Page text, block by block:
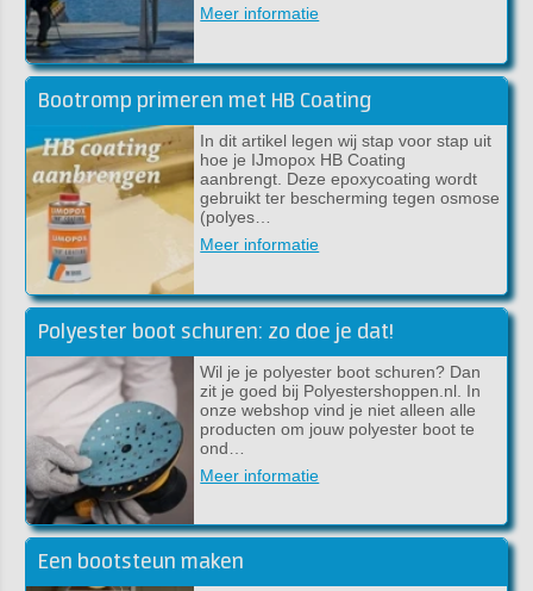
Meer informatie
Bootromp primeren met HB Coating
In dit artikel legen wij stap voor stap uit
hoe je IJmopox HB Coating
aanbrengt. Deze epoxycoating wordt
gebruikt ter bescherming tegen osmose
(polyes…
Meer informatie
Polyester boot schuren: zo doe je dat!
Wil je je polyester boot schuren? Dan
zit je goed bij Polyestershoppen.nl. In
onze webshop vind je niet alleen alle
producten om jouw polyester boot te
ond…
Meer informatie
Een bootsteun maken